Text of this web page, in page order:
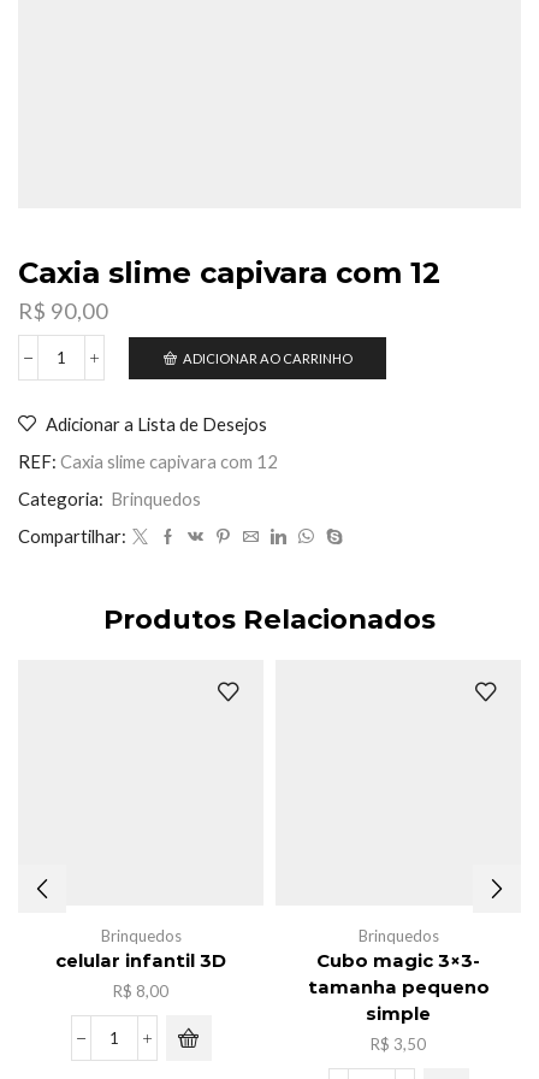
Caxia slime capivara com 12
R$ 90,00
Caxia
com
12
ADICIONAR AO CARRINHO
Adicionar a Lista de Desejos
REF: Caxia slime capivara com 12
Categoria: Brinquedos
Compartilhar:
Produtos Relacionados
Brinquedos
celular infantil 3D
R$ 8,00
celular
Brinquedos
Cubo magic 3×3-
tamanha pequeno
simple
R$ 3,50